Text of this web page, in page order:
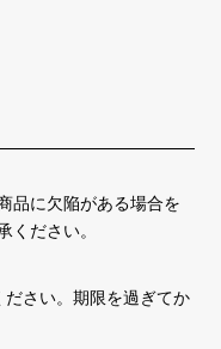
品に欠陥がある場合を
ださい。
さい。期限を過ぎてか